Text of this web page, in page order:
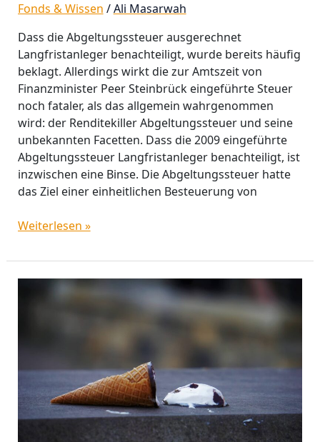
Fonds & Wissen /Ali Masarwah
Dass die Abgeltungssteuer ausgerechnet
Langfristanleger benachteiligt, wurde bereits häufig
beklagt. Allerdings wirkt die zur Amtszeit von
Finanzminister Peer Steinbrück eingeführte Steuer
noch fataler, als das allgemein wahrgenommen
wird: der Renditekiller Abgeltungssteuer und seine
unbekannten Facetten. Dass die 2009 eingeführte
Abgeltungssteuer Langfristanleger benachteiligt, ist
inzwischen eine Binse. Die Abgeltungssteuer hatte
das Ziel einer einheitlichen Besteuerung von
Weiterlesen »
Anlegerpsychologie:
vermeiden
können